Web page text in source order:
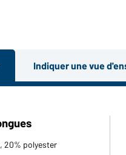
Indiquer une vue
20% polyester